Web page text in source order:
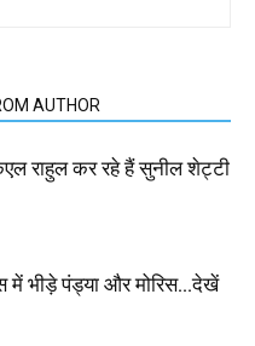
AUTHOR
राहुल कर रहे हैं सुनील शेट्टी
में भीड़े पंड्या और मोरिस…देखें